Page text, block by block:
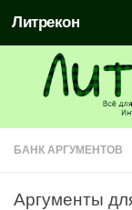
Литрекон
БАНК АРГУМЕНТОВ
Аргументы